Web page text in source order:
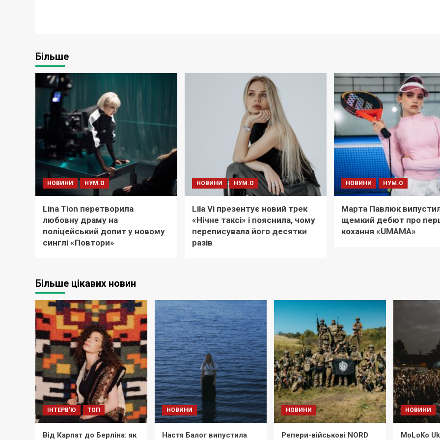
Більше
НОВИНИ НУМ.О
Lina Tion перетворила
любовну драму на
поліцейський допит у новому
синглі «Повтори»
НОВИНИ НУМ.О
Lila Vi презентує новий трек
«Нічне таксі» і пояснила, чому
переписувала його десятки
разів
НОВИНИ НУМ.О
Марта Павлюк
щемкий дебют про
кохання «UМАМА»
Більше цікавих новин
ІНТЕРВ'Ю ТОП
Від Карпат до Берліна: як
НОВИНИ
Настя Балог випустила
НОВИНИ
Репери-військові NORD
НОВИНИ
MoLoKo